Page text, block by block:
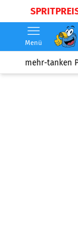
Menü
mehr-tanken